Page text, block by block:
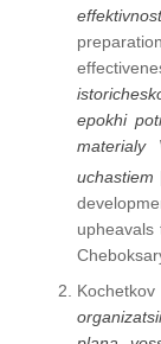
epokhi
materialy
uchastiem
upheavals